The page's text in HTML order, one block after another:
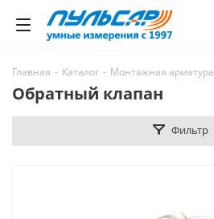
Главная - Каталог - Монтажная арматура
Обратный клапан
Фильтр